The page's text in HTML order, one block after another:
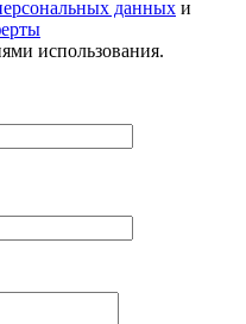
данных и
использования.